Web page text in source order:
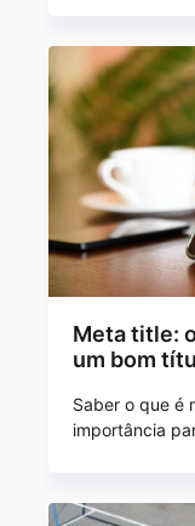
Meta title:
um bom
Saber o que é
importância